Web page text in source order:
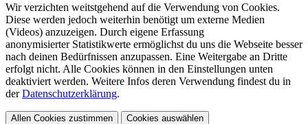
Wir verzichten weitstgehend auf die Verwendung von Cookies.
Diese werden jedoch weiterhin benötigt um externe Medien
(Videos) anzuzeigen. Durch eigene Erfassung
anonymisierter Statistikwerte ermöglichst du uns die Webseite besser
nach deinen Bedürfnissen anzupassen. Eine Weitergabe an Dritte
erfolgt nicht. Alle Cookies können in den Einstellungen unten
deaktiviert werden. Weitere Infos deren Verwendung findest du in
derDatenschutzerklärung.
Allen Cookies zustimmen Cookies auswählen